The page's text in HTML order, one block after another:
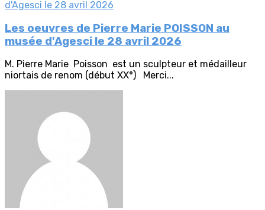
Les oeuvres de Pierre Marie POISSON au
musée d'Agesci le 28 avril 2026
M. Pierre Marie Poisson est un sculpteur et médailleur
niortais de renom (début XX°) Merci...